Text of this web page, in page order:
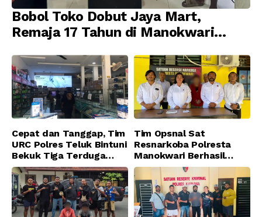
Bobol Toko Dobut Jaya Mart,
Remaja 17 Tahun di Manokwari
Jatanras Polda Papua Barat
Cepat dan Tanggap, Tim
URC Polres Teluk Bintuni
Bekuk Tiga Terduga
Pelaku Pencurian di SMA
Sanawesen
Tim Opsnal Sat
Resnarkoba Polresta
Manokwari Berhasil
Ungkap Kasus Tindak
Pidana Narkotika
Golongan I Jenis Shabu
di SP 4 Distrik Prafi kab.
Manokwari